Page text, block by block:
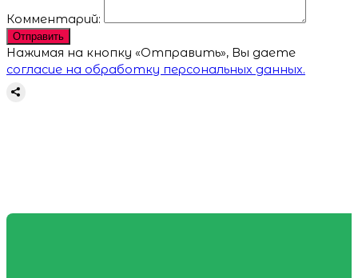
Комментарий:
Отправить
Нажимая на кнопку «Отправить», Вы даете
согласие на обработку персональных данных.